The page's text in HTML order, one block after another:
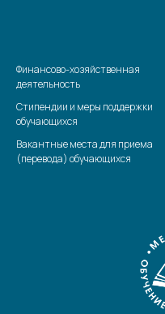
Финансово-хозяйственная
деятельность
Стипендии и меры поддержки
обучающихся
Вакантные места для приема
(перевода) обучающихся